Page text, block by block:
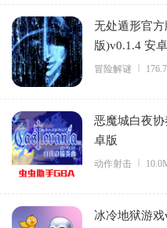
无处遁形官
版)v0.1.4 安
冒险解谜
恶魔城白夜协
卓版
动作射击
冰冷地狱游